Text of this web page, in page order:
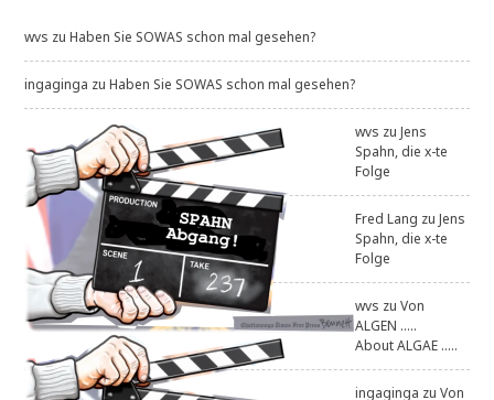
wvs zuHaben Sie SOWAS schon mal gesehen?
ingaginga zuHaben Sie SOWAS schon mal gesehen?
wvs zuJens
Spahn, die x-te
Folge
Fred Lang zuJens
Spahn, die x-te
Folge
wvs zuVon
ALGEN .....
About ALGAE .....
ingaginga zuVon